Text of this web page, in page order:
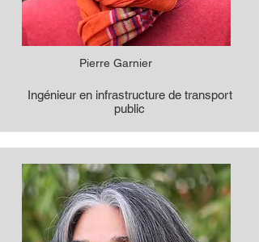
Pierre Garnier
Ingénieur en infrastructure de transport
public